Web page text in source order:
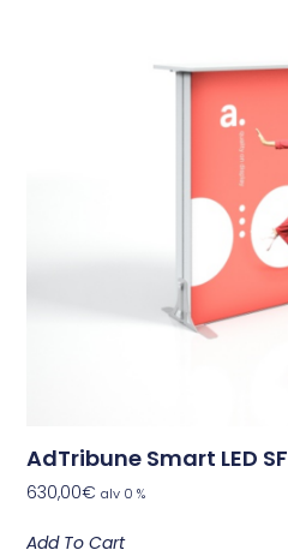
AdTribune Smart LED SF
630,00€ alv 0 %
Add To Cart